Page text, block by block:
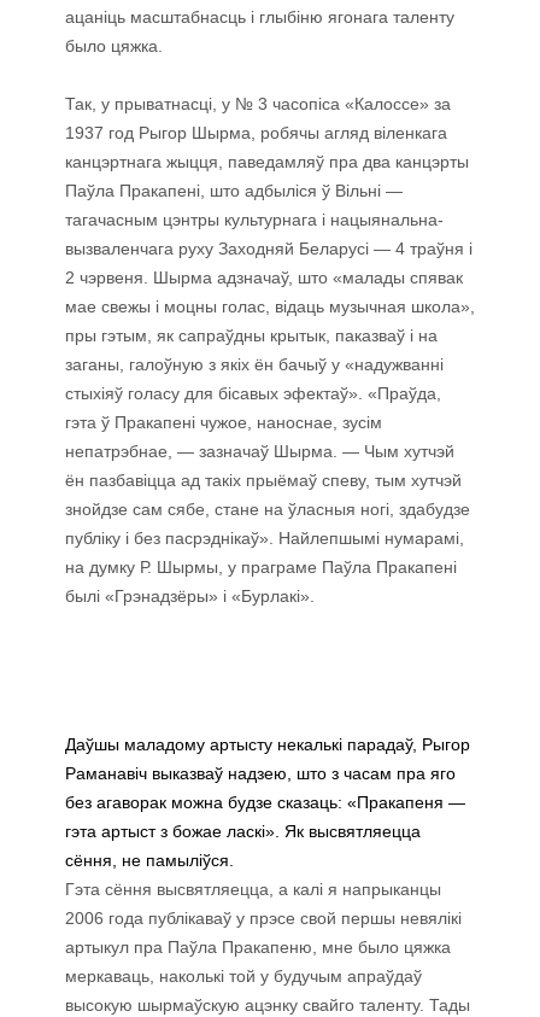
ацаніць масштабнасць і глыбіню ягонага таленту
было цяжка.
Так, у прыватнасці, у № 3 часопіса «Калоссе» за
1937 год Рыгор Шырма, робячы агляд віленкага
канцэртнага жыцця, паведамляў пра два канцэрты
Паўла Пракапені, што адбыліся ў Вільні —
тагачасным цэнтры культурнага і нацыянальна-
вызваленчага руху Заходняй Беларусі — 4 траўня і
2 чэрвеня. Шырма адзначаў, што «малады спявак
мае свежы і моцны голас, відаць музычная школа»,
пры гэтым, як сапраўдны крытык, паказваў і на
заганы, галоўную з якіх ён бачыў у «надужванні
стыхіяў голасу для бісавых эфектаў». «Праўда,
гэта ў Пракапені чужое, наноснае, зусім
непатрэбнае, — зазначаў Шырма. — Чым хутчэй
ён пазбавіцца ад такіх прыёмаў спеву, тым хутчэй
знойдзе сам сябе, стане на ўласныя ногі, здабудзе
публіку і без пасрэднікаў». Найлепшымі нумарамі,
на думку Р. Шырмы, у праграме Паўла Пракапені
былі «Грэнадзёры» і «Бурлакі».
Даўшы маладому артысту некалькі парадаў, Рыгор
Раманавіч выказваў надзею, што з часам пра яго
без агаворак можна будзе сказаць: «Пракапеня —
гэта артыст з божае ласкі». Як высвятляецца
сёння, не памыліўся.
Гэта сёння высвятляецца, а калі я напрыканцы
2006 года публікаваў у прэсе свой першы невялікі
артыкул пра Паўла Пракапеню, мне было цяжка
меркаваць, наколькі той у будучым апраўдаў
высокую шырмаўскую ацэнку свайго таленту. Тады